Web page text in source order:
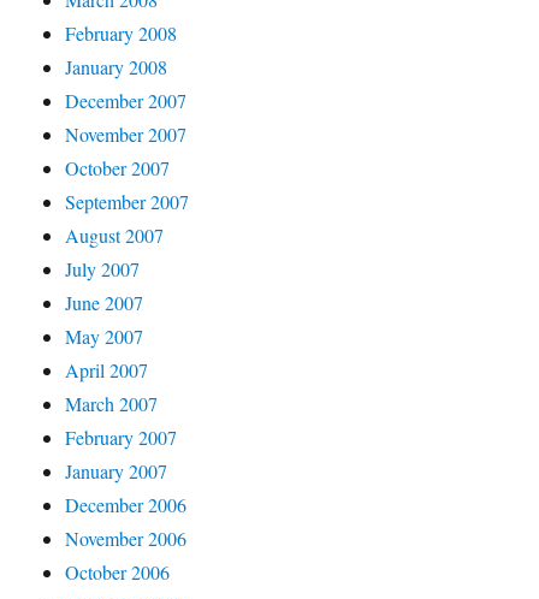
February 2008
January 2008
December 2007
November 2007
October 2007
September 2007
August 2007
July 2007
June 2007
May 2007
April 2007
March 2007
February 2007
January 2007
December 2006
November 2006
October 2006